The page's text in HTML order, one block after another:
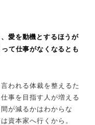
愛を動機とするほうが
て仕事がなくなるとも
われる体裁を整えるた
事を目指す人が増える
が減るかはわからな
資本家へ行くから。